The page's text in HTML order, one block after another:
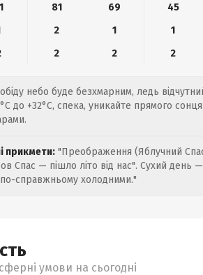
81 69 45
2 1 1
2 2 2
небо буде безхмарним, ледь
до +32°C, спека, уникайте прямого
прикмети: "Преображення (Яблучний
Спас — пішло літо від нас". Сухий день
справжньому холодними."
умови на сьогодні